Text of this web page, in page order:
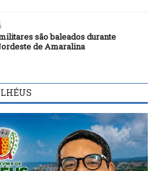
são baleados durante
de Amaralina